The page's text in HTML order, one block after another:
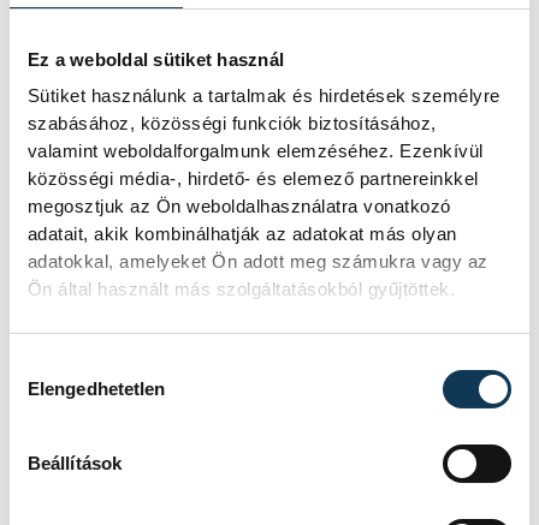
Ez a weboldal sütiket használ
Sütiket használunk a tartalmak és hirdetések személyre
szabásához, közösségi funkciók biztosításához,
valamint weboldalforgalmunk elemzéséhez. Ezenkívül
közösségi média-, hirdető- és elemező partnereinkkel
megosztjuk az Ön weboldalhasználatra vonatkozó
adatait, akik kombinálhatják az adatokat más olyan
adatokkal, amelyeket Ön adott meg számukra vagy az
Ön által használt más szolgáltatásokból gyűjtöttek.
Elengedhetetlen
Beállítások
a parlament jövő kedden válassza
meg az új köztársasági elnököt.
Valami óriási csapódott a
Holdba ma reggel
Rendhagyó esemény zajlott le kedden
reggel. Magyar idő szerint 8:35 körül
a Hold felszínébe csapódott a SpaceX
fokozata. A becsapódást a Földről
szabad szemmel nem lehetett látni, a
szakemberek azonban távcsövekkel
figyelték az eseményt.